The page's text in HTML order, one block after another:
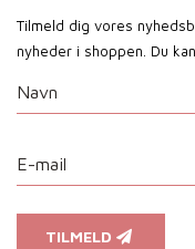
Tilmeld dig vores
nyheder i shoppen. Du
TILMELD